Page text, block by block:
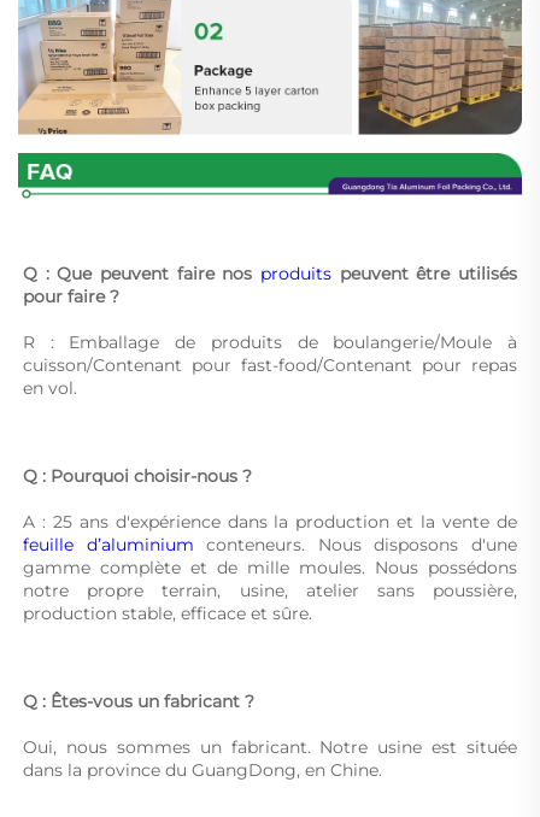
Q : Que peuvent faire nos produits peuvent être utilisés
pour faire ?
R : Emballage de produits de boulangerie/Moule à
cuisson/Contenant pour fast-food/Contenant pour repas
en vol.
Q : Pourquoi choisir-nous ?
feuille d’aluminium conteneurs. Nous disposons d'une
gamme complète et de mille moules. Nous possédons
notre propre terrain, usine, atelier sans poussière,
production stable, efficace et sûre.
Q : Êtes-vous un fabricant ?
Oui, nous sommes un fabricant. Notre usine est située
dans la province du GuangDong, en Chine.